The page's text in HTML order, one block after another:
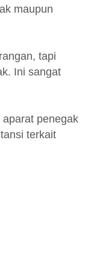
maupun
tapi
Ini sangat
penegak
terkait